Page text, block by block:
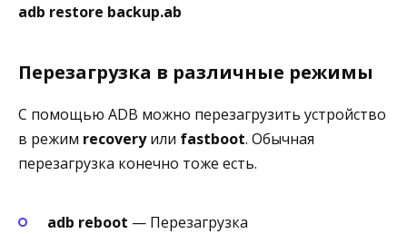
adb restore backup.ab
Перезагрузка в различные режимы
С помощью ADB можно перезагрузить устройство
в режим recoveryили fastboot. Обычная
перезагрузка конечно тоже есть.
adb reboot — Перезагрузка